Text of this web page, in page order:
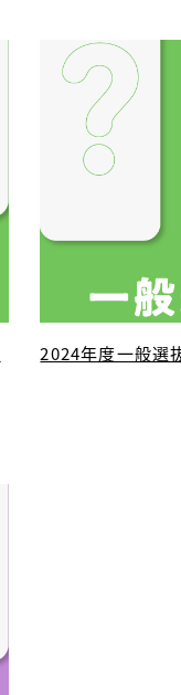
2024年度一般選